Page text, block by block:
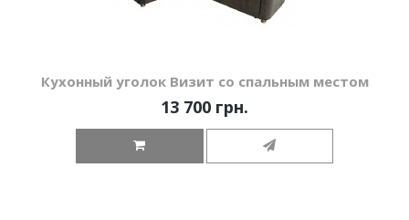
Кухонный уголок Визит со спальным местом
13 700 грн.